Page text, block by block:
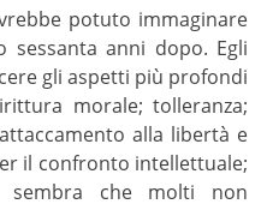
potuto immaginare
sessanta anni dopo. Egli
gli aspetti più profondi
morale; tolleranza;
alla libertà e
il confronto intellettuale;
che molti non